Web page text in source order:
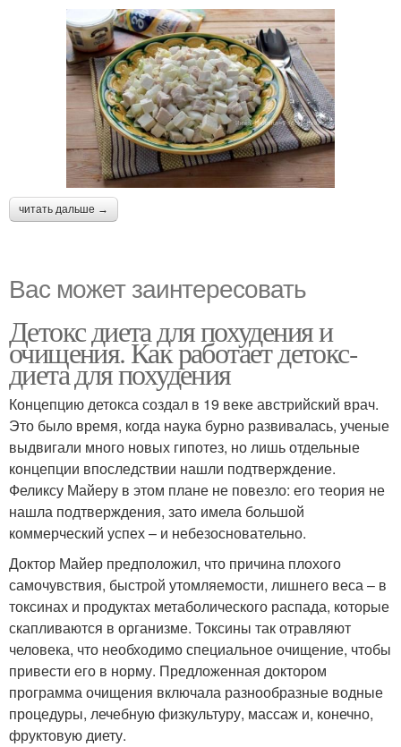
читать дальше →
Вас может заинтересовать
Детокс диета для похудения и
очищения. Как работает детокс-
диета для похудения
Концепцию детокса создал в 19 веке австрийский врач.
Это было время, когда наука бурно развивалась, ученые
выдвигали много новых гипотез, но лишь отдельные
концепции впоследствии нашли подтверждение.
Феликсу Майеру в этом плане не повезло: его теория не
нашла подтверждения, зато имела большой
коммерческий успех – и небезосновательно.
Доктор Майер предположил, что причина плохого
самочувствия, быстрой утомляемости, лишнего веса – в
токсинах и продуктах метаболического распада, которые
скапливаются в организме. Токсины так отравляют
человека, что необходимо специальное очищение, чтобы
привести его в норму. Предложенная доктором
программа очищения включала разнообразные водные
процедуры, лечебную физкультуру, массаж и, конечно,
фруктовую диету.